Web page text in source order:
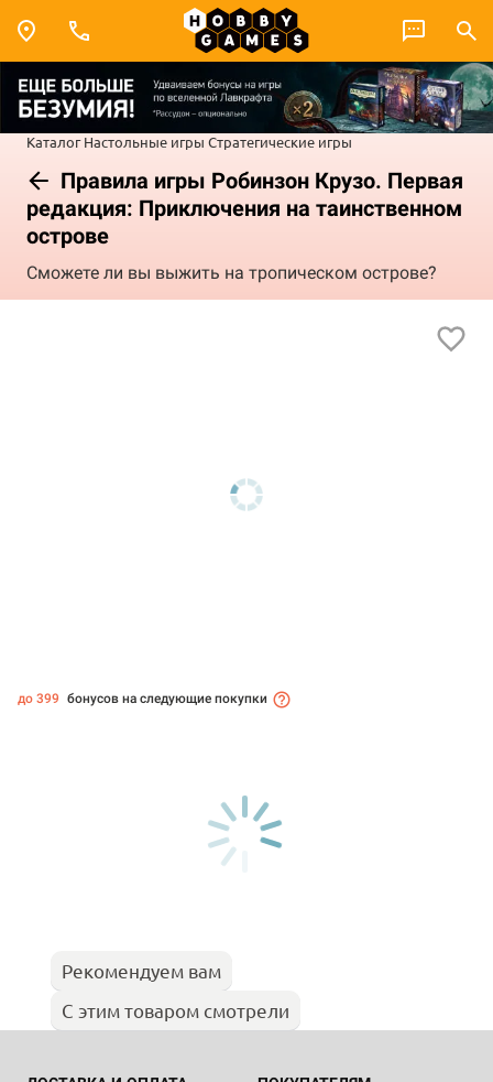
Каталог Настольные игры Стратегические игры
Правила игры Робинзон Крузо. Первая
редакция: Приключения на таинственном
острове
Сможете ли вы выжить на тропическом острове?
до 399 бонусов на следующие покупки
Рекомендуем вам
С этим товаром смотрели